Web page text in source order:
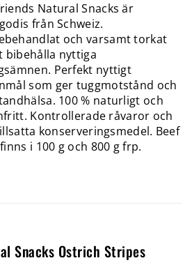
Natural Snacks är
från Schweiz.
och varsamt torkat
bibehålla nyttiga
Perfekt nyttigt
som ger tuggmotstånd och
100 % naturligt och
Kontrollerade råvaror och
konserveringsmedel. Beef
i 100 g och 800 g frp.
Snacks Ostrich Stripes